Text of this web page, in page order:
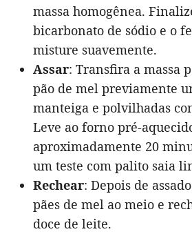
massa homogênea.
bicarbonato de sódio e o
misture suavemente.
Assar: Transfira a massa
pão de mel previamente
manteiga e polvilhadas
Leve ao forno pré-
aproximadamente 20
um teste com palito saia
Rechear: Depois de
pães de mel ao meio e
doce de leite.